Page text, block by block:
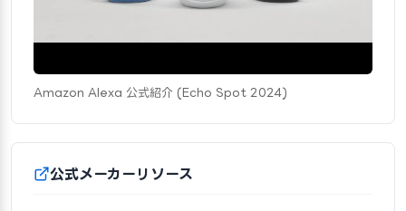
Amazon Alexa 公式紹介 (Echo Spot 2024)
公式メーカーリソース